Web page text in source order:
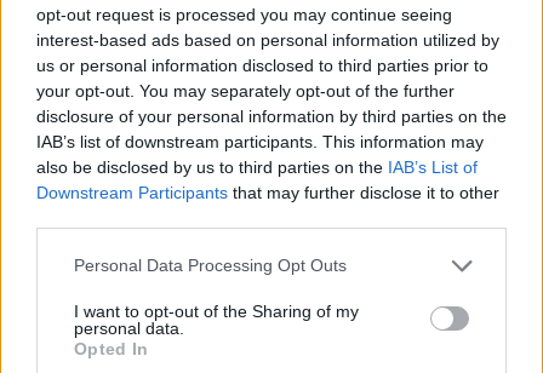
opt-out request is processed you may continue seeing
interest-based ads based on personal information utilized by
us or personal information disclosed to third parties prior to
your opt-out. You may separately opt-out of the further
disclosure of your personal information by third parties on the
IAB’s list of downstream participants. This information may
also be disclosed by us to third parties on the IAB’s List of
Downstream Participants that may further disclose it to other
Please note that this website/app uses one or more Google
not limited to your visit or usage behaviour. You may click to
grant or deny consent to Google and its third-party tags to
use your data for below specified purposes in below Google
Personal Data Processing Opt Outs
I want to opt-out of the Sharing of my
personal data.
Opted In
Μοτζτάμπα Χαμενεΐ ενώ
το αν βρίσκεται στη ζωή
Σαρακήνικο της
το ελικόπτερο τους
κάνουν μπάνιο